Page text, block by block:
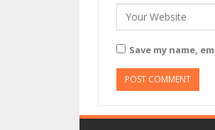
Save my name,